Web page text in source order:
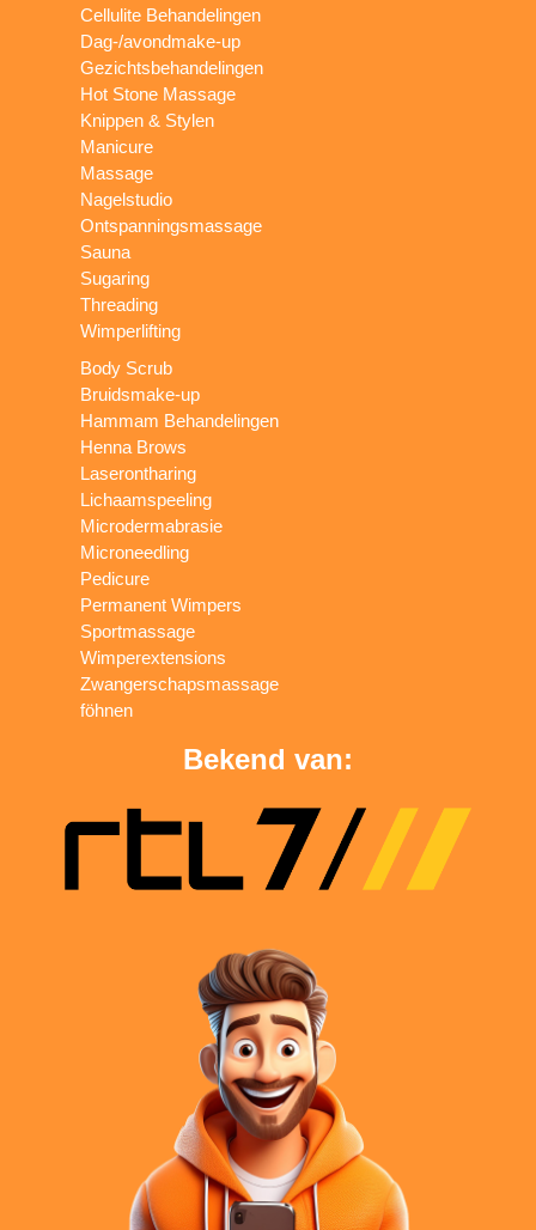
Cellulite Behandelingen
Dag-/avondmake-up
Gezichtsbehandelingen
Hot Stone Massage
Knippen & Stylen
Manicure
Massage
Nagelstudio
Ontspanningsmassage
Sauna
Sugaring
Threading
Wimperlifting
Body Scrub
Bruidsmake-up
Hammam Behandelingen
Henna Brows
Laserontharing
Lichaamspeeling
Microdermabrasie
Microneedling
Pedicure
Permanent Wimpers
Sportmassage
Wimperextensions
Zwangerschapsmassage
föhnen
Bekend van: